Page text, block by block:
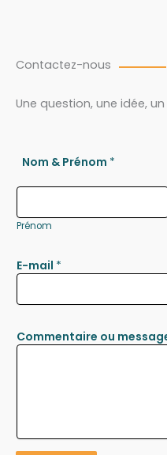
Contactez-nous
Une question, une idée,
Nom & Prénom *
Prénom
E-mail *
Commentaire ou